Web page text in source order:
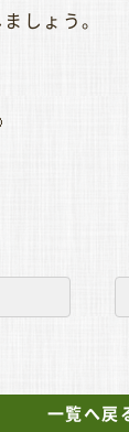
しょう。
一覧へ戻